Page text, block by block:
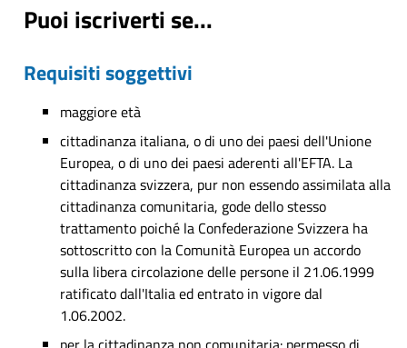
Puoi iscriverti se...
Requisiti soggettivi
maggiore età
cittadinanza italiana, o di uno dei paesi dell'Unione
Europea, o di uno dei paesi aderenti all'EFTA. La
cittadinanza svizzera, pur non essendo assimilata alla
cittadinanza comunitaria, gode dello stesso
trattamento poiché la Confederazione Svizzera ha
sottoscritto con la Comunità Europea un accordo
sulla libera circolazione delle persone il 21.06.1999
ratificato dall'Italia ed entrato in vigore dal
1.06.2002.